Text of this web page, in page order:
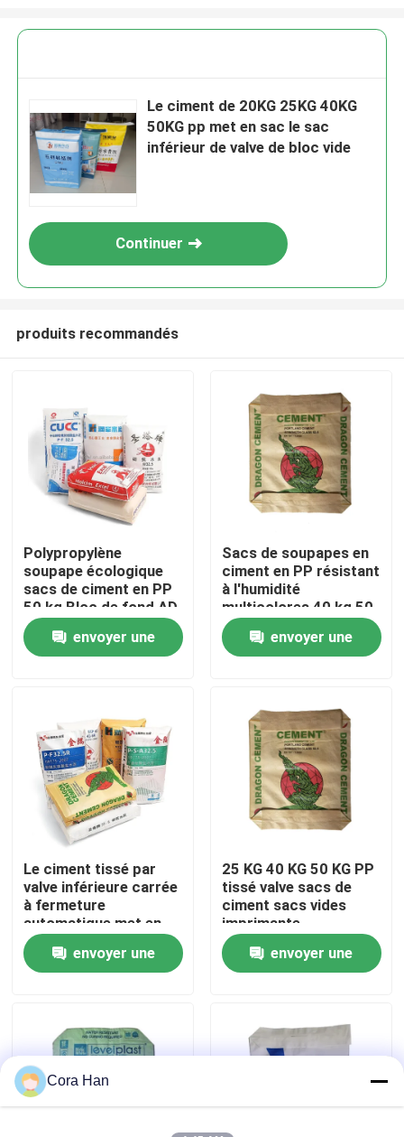
Maison
Au sujet de nous
Visite d'usine
Contrôle de qualité
Contactez-nous
Nouvelles
Sacs de empaquetage de ciment
Le ciment de 20KG 25KG 40KG
50KG pp met en sac le sac
inférieur de valve de bloc vide
Continuer
produits recommandés
Polypropylène
soupape écologique
sacs de ciment en PP
50 kg Bloc de fond AD
STAR emballage
envoyer une
Sacs de soupapes en
ciment en PP résistant
à l'humidité
multicolores 40 kg 50
kg
envoyer une
Le ciment tissé par
valve inférieure carrée
à fermeture
automatique met en
sac 20 kilogrammes
25 kilogrammes 40
kilogrammes 50
envoyer une
25 KG 40 KG 50 KG PP
tissé valve sacs de
ciment sacs vides
imprimante
industrielle
envoyer une
Cora Han